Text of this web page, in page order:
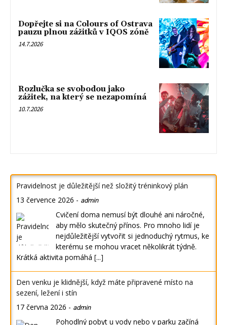
Dopřejte si na Colours of Ostrava
pauzu plnou zážitků v IQOS zóně
14.7.2026
Rozlučka se svobodou jako
zážitek, na který se nezapomíná
10.7.2026
Pravidelnost je důležitější než složitý tréninkový plán
13 července 2026 - admin
Cvičení doma nemusí být dlouhé ani náročné,
aby mělo skutečný přínos. Pro mnoho lidí je
nejdůležitější vytvořit si jednoduchý rytmus, ke
kterému se mohou vracet několikrát týdně.
Krátká aktivita pomáhá [...]
Den venku je klidnější, když máte připravené místo na
sezení, ležení i stín
17 června 2026 - admin
Pohodlný pobyt u vody nebo v parku začíná